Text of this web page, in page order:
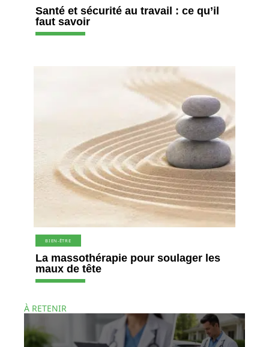
Santé et sécurité au travail : ce qu’il
faut savoir
BIEN-ÊTRE
La massothérapie pour soulager les
maux de tête
À RETENIR